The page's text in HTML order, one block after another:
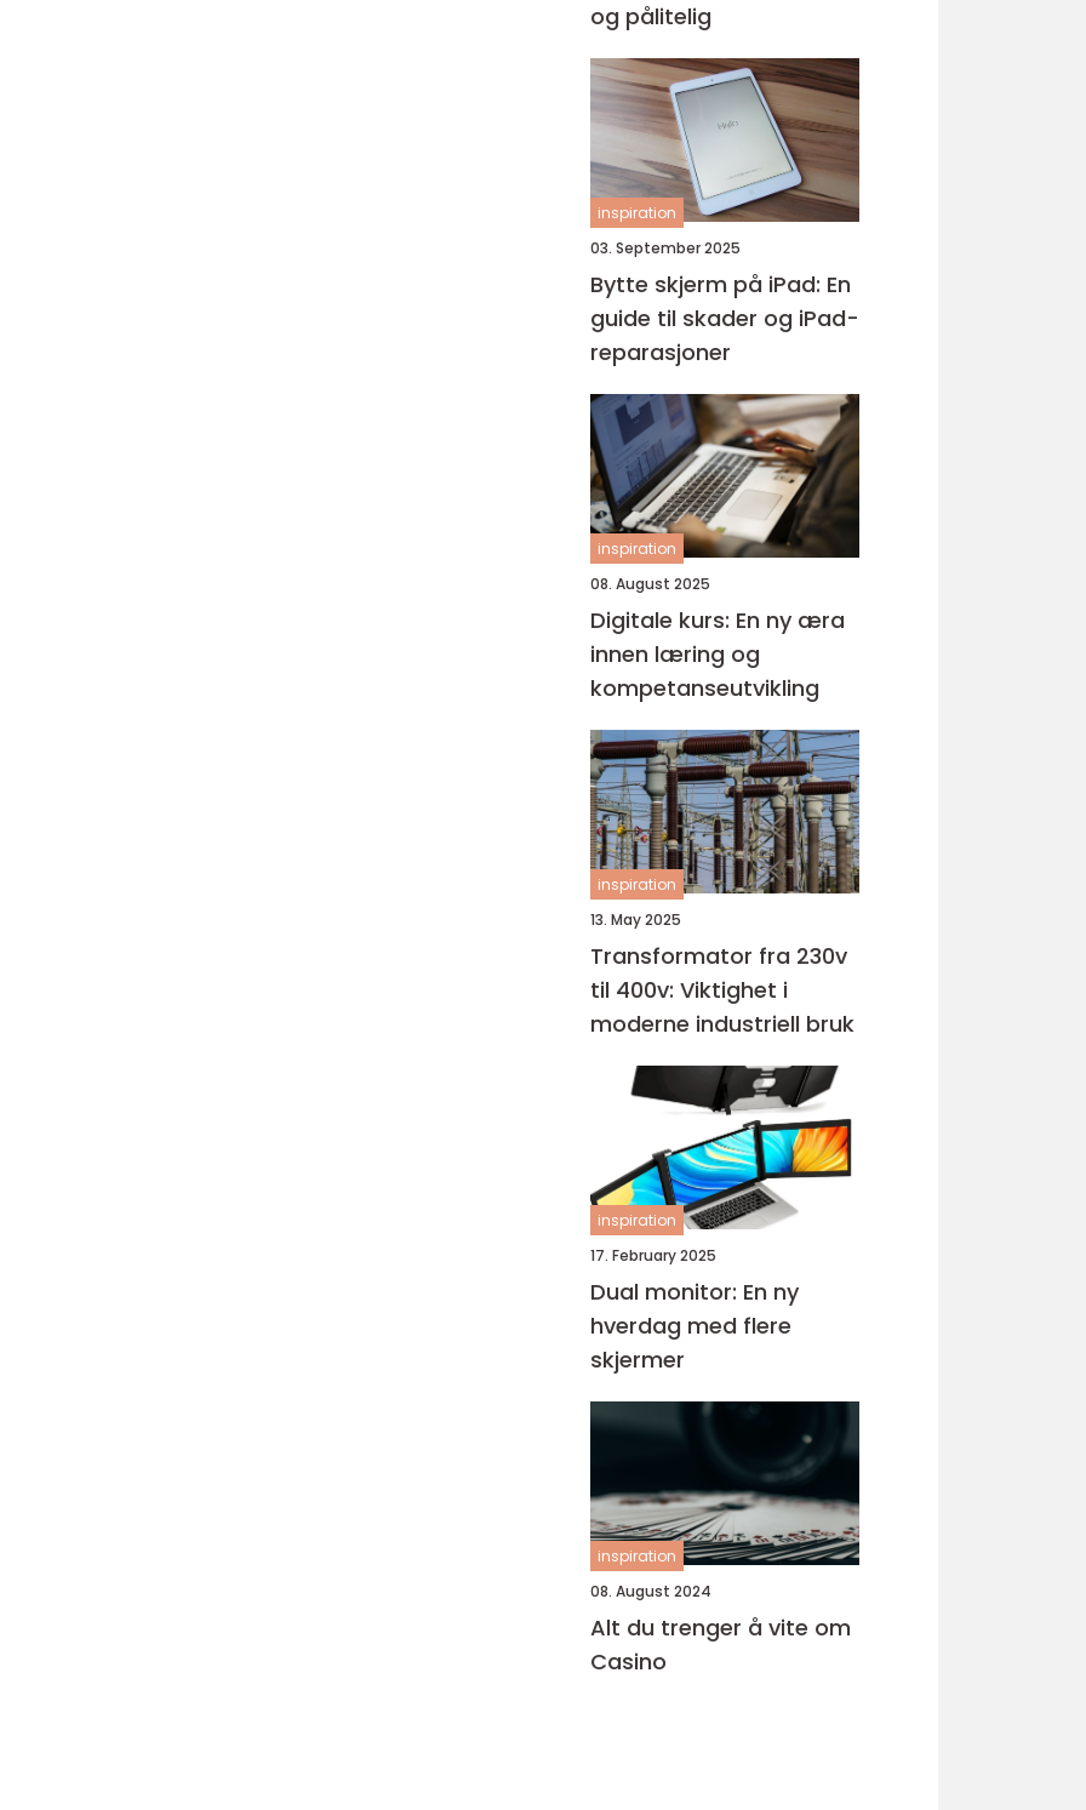
og pålitelig
inspiration
03. September 2025
Bytte skjerm på iPad: En
guide til skader og iPad-
reparasjoner
inspiration
08. August 2025
Digitale kurs: En ny æra
innen læring og
kompetanseutvikling
inspiration
13. May 2025
Transformator fra 230v
til 400v: Viktighet i
moderne industriell bruk
inspiration
17. February 2025
Dual monitor: En ny
hverdag med flere
skjermer
inspiration
08. August 2024
Alt du trenger å vite om
Casino